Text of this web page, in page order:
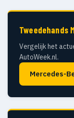
Tweedehands
Vergelijk het
AutoWeek.nl.
Mercedes-